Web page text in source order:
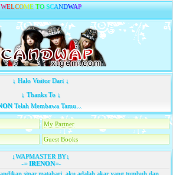
WELCOME TO SCANDWAP
↓ Halo Visitor Dari ↓
↓ Thanks To ↓
Telah Membawa Tamu...
My Partner
Guest Books
↓WAPMASTER BY↓
-=IRENON=-
sinar matahari, aku adalah akar yang tumbuh dan